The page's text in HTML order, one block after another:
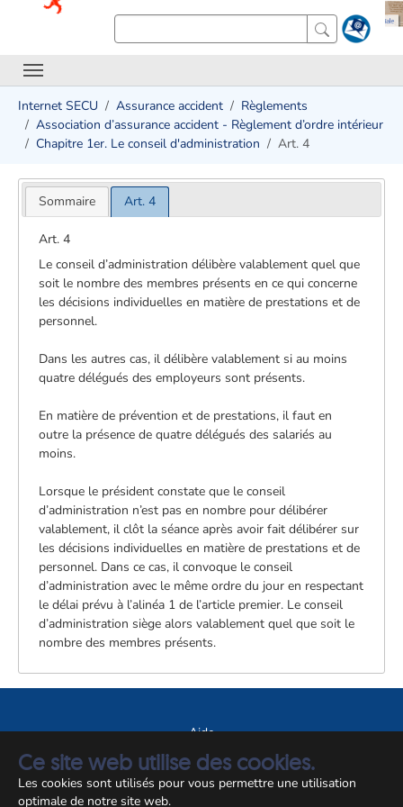
Ce site web utilise des cookies.
Les cookies sont utilisés pour vous permettre une utilisation
optimale de notre site web.
Internet SECU Assurance accident
Règlements
Association d’assurance accident - Règlement d’ordre intérieur
Chapitre 1er. Le conseil d'administration
Art. 4
Sommaire Art. 4
Art. 4
Le conseil d’administration délibère valablement quel que
soit le nombre des membres présents en ce qui concerne
les décisions individuelles en matière de prestations et de
personnel.
Dans les autres cas, il délibère valablement si au moins
quatre délégués des employeurs sont présents.
En matière de prévention et de prestations, il faut en
outre la présence de quatre délégués des salariés au
moins.
Lorsque le président constate que le conseil
d’administration n’est pas en nombre pour délibérer
valablement, il clôt la séance après avoir fait délibérer sur
les décisions individuelles en matière de prestations et de
personnel. Dans ce cas, il convoque le conseil
d’administration avec le même ordre du jour en respectant
le délai prévu à l’alinéa 1 de l’article premier. Le conseil
d’administration siège alors valablement quel que soit le
nombre des membres présents.
Aide
A propos du site
Notice légale